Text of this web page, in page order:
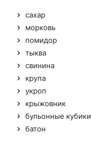
сахар
морковь
помидор
тыква
свинина
крупа
укроп
крыжовник
бульонные кубики
батон